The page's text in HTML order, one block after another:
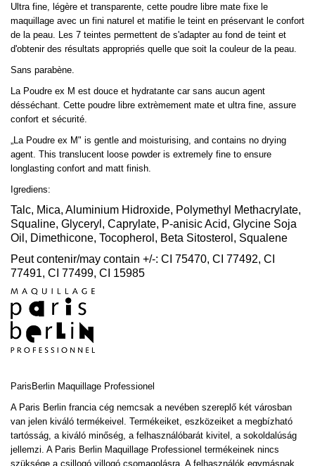
Ultra fine, légère et transparente, cette poudre libre mate fixe le
maquillage avec un fini naturel et matifie le teint en préservant le confort
de la peau. Les 7 teintes permettent de s'adapter au fond de teint et
d'obtenir des résultats appropriés quelle que soit la couleur de la peau.
Sans parabène.
La Poudre ex M est douce et hydratante car sans aucun agent
désséchant. Cette poudre libre extrèmement mate et ultra fine, assure
confort et sécurité.
„La Poudre ex M" is gentle and moisturising, and contains no drying
agent. This translucent loose powder is extremely fine to ensure
longlasting confort and matt finish.
Igrediens:
Talc, Mica, Aluminium Hidroxide, Polymethyl Methacrylate,
Squaline, Glyceryl, Caprylate, P-anisic Acid, Glycine Soja
Oil, Dimethicone, Tocopherol, Beta Sitosterol, Squalene
Peut contenir/may contain +/-: CI 75470, CI 77492, CI
77491, CI 77499, CI 15985
ParisBerlin Maquillage Professionel
A Paris Berlin francia cég nemcsak a nevében szereplő két városban
van jelen kiváló termékeivel. Termékeiket, eszközeiket a megbízható
tartósság, a kiváló minőség, a felhasználóbarát kivitel, a sokoldalúság
jellemzi. A Paris Berlin Maquillage Professionel termékeinek nincs
szüksége a csillogó villogó csomagolásra. A felhasználók egymásnak